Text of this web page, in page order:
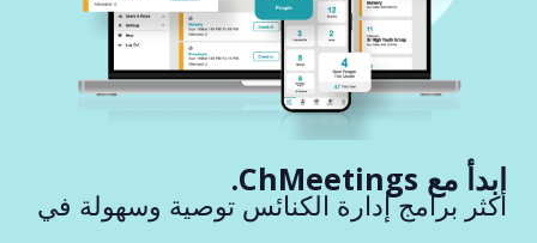
ابدأ مع ChMeetings.
أكثر برامج إدارة الكنائس توصية وسهولة في